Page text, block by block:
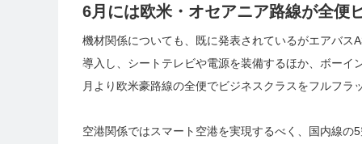
6月には欧米・オセアニア路線が全便
機材関係についても、既に発表されているがエアバ
導入し、シートテレビや電源を装備するほか、ボー
月より欧米豪路線の全便でビジネスクラスをフルフラ
空港関係ではスマート空港を実現するべく、国内線